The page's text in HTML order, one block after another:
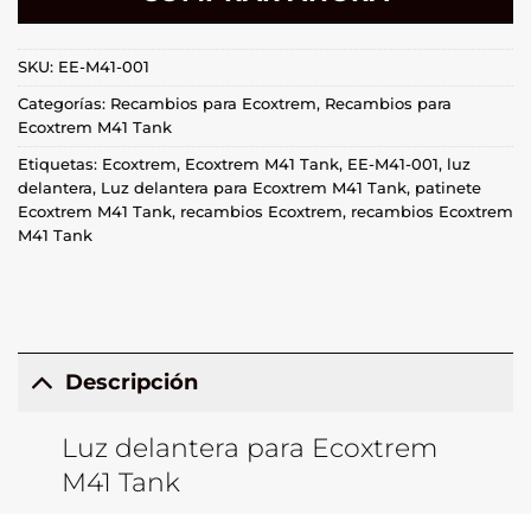
SKU: EE-M41-001
Categorías: Recambios para Ecoxtrem, Recambios para
Ecoxtrem M41 Tank
Etiquetas: Ecoxtrem, Ecoxtrem M41 Tank, EE-M41-001, luz
delantera, Luz delantera para Ecoxtrem M41 Tank, patinete
Ecoxtrem M41 Tank, recambios Ecoxtrem, recambios Ecoxtrem
M41 Tank
Descripción
Luz delantera para Ecoxtrem
M41 Tank